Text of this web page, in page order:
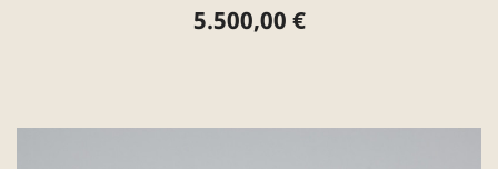
Preis
5.500,00 €